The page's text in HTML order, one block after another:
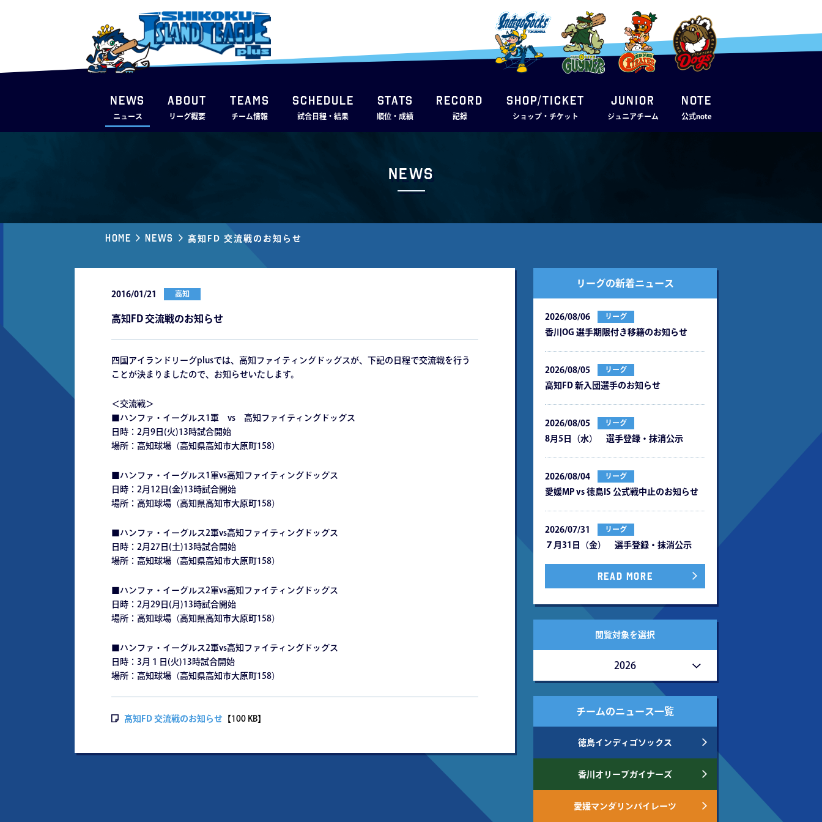
NEWS
ニュース
ABOUT
リーグ概要
TEAMS
チーム情報
SCHEDULE
試合日程・結果
STATS
順位・成績
RECORD
記録
SHOP/TICKET
ショップ・チケット
JUNIOR
ジュニアチーム
note
公式note
News
Home News 高知FD 交流戦のお知らせ
2016/01/21 高知
高知FD 交流戦のお知らせ
四国アイランドリーグplusでは、高知ファイティングドッグスが、下記の日程で交流戦を行う
ことが決まりましたので、お知らせいたします。
＜交流戦＞
■ハンファ・イーグルス1軍 vs 高知ファイティングドッグス
日時：2月9日(火)13時試合開始
場所：高知球場（高知県高知市大原町158）
■ハンファ・イーグルス1軍vs高知ファイティングドッグス
日時：2月12日(金)13時試合開始
場所：高知球場（高知県高知市大原町158）
■ハンファ・イーグルス2軍vs高知ファイティングドッグス
日時：2月27日(土)13時試合開始
場所：高知球場（高知県高知市大原町158）
■ハンファ・イーグルス2軍vs高知ファイティングドッグス
日時：2月29日(月)13時試合開始
場所：高知球場（高知県高知市大原町158）
■ハンファ・イーグルス2軍vs高知ファイティングドッグス
日時：3月１日(火)13時試合開始
場所：高知球場（高知県高知市大原町158）
高知FD 交流戦のお知らせ 【100 KB】
リーグの新着ニュース
2026/08/06 リーグ
⾹川OG 選⼿期限付き移籍のお知らせ
2026/08/05 リーグ
⾼知FD 新⼊団選⼿のお知らせ
2026/08/05 リーグ
8月5日（水） 選手登録・抹消公示
2026/08/04 リーグ
愛媛MP vs 徳島IS 公式戦中⽌のお知らせ
2026/07/31 リーグ
７月31日（金） 選手登録・抹消公示
READ MORE
閲覧対象を選択
2026
チームのニュース一覧
徳島インディゴソックス
香川オリーブガイナーズ
愛媛マンダリンパイレーツ